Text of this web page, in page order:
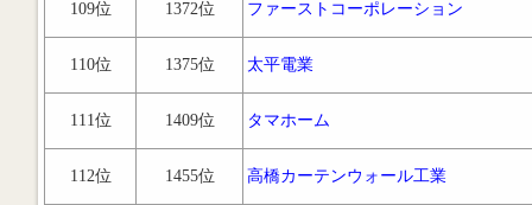
109位 1372位 ファーストコーポレーション
110位 1375位 太平電業
111位 1409位 タマホーム
112位 1455位 高橋カーテンウォール工業